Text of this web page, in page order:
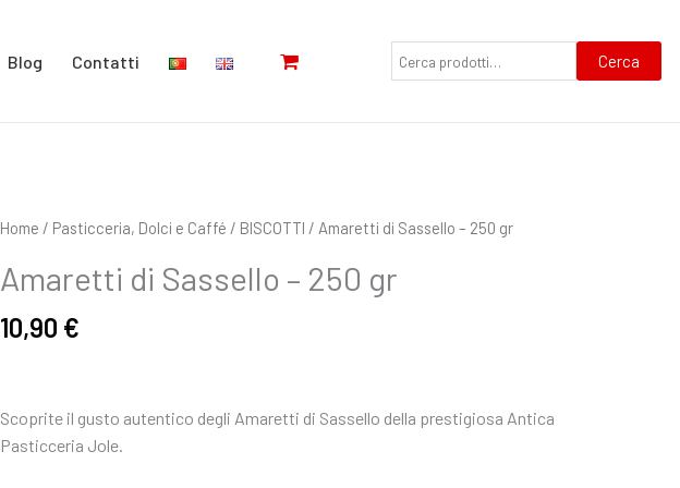
Blog Contatti Cerca
Home / Pasticceria, Dolci e Caffé / BISCOTTI / Amaretti di Sassello – 250 gr
Amaretti di Sassello – 250 gr
10,90 €
Scoprite il gusto autentico degli Amaretti di Sassello della prestigiosa Antica
Pasticceria Jole.
Amaretti
Sassello
250